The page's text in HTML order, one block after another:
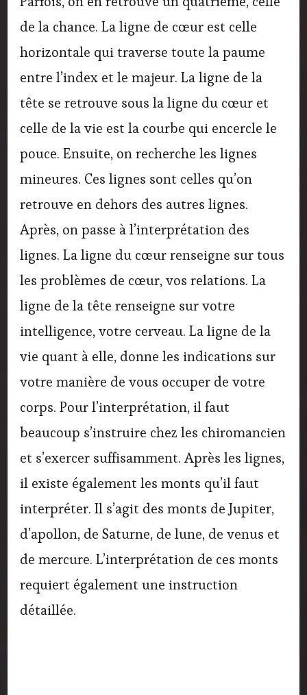
de la chance. La ligne de cœur est celle
horizontale qui traverse toute la paume
entre l’index et le majeur. La ligne de la
tête se retrouve sous la ligne du cœur et
celle de la vie est la courbe qui encercle le
pouce. Ensuite, on recherche les lignes
mineures. Ces lignes sont celles qu’on
retrouve en dehors des autres lignes.
Après, on passe à l’interprétation des
lignes. La ligne du cœur renseigne sur tous
les problèmes de cœur, vos relations. La
ligne de la tête renseigne sur votre
intelligence, votre cerveau. La ligne de la
vie quant à elle, donne les indications sur
votre manière de vous occuper de votre
corps. Pour l’interprétation, il faut
beaucoup s’instruire chez les chiromancien
et s’exercer suffisamment. Après les lignes,
il existe également les monts qu’il faut
interpréter. Il s’agit des monts de Jupiter,
d’apollon, de Saturne, de lune, de venus et
de mercure. L’interprétation de ces monts
requiert également une instruction
détaillée.